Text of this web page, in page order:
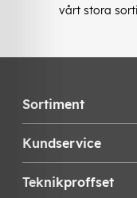
vårt stora
Sortiment
Kundservice
Teknikproffset